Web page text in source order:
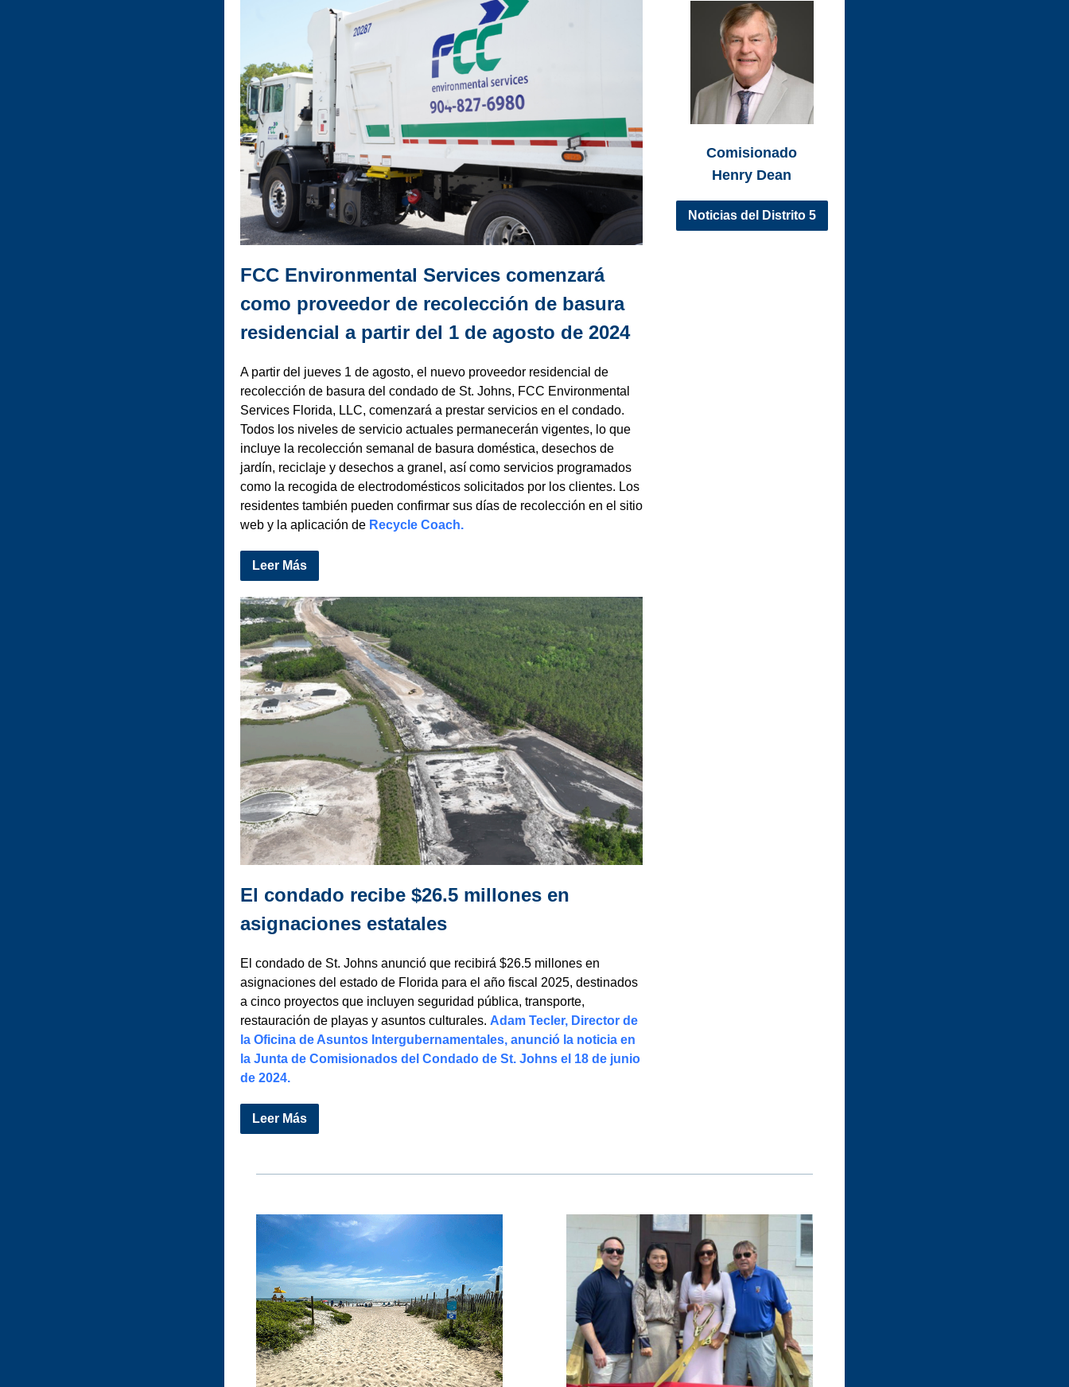
FCC Environmental Services comenzará
como proveedor de recolección de basura
residencial a partir del 1 de agosto de 2024
A partir del jueves 1 de agosto, el nuevo proveedor residencial de
recolección de basura del condado de St. Johns, FCC Environmental
Services Florida, LLC, comenzará a prestar servicios en el condado.
Todos los niveles de servicio actuales permanecerán vigentes, lo que
incluye la recolección semanal de basura doméstica, desechos de
jardín, reciclaje y desechos a granel, así como servicios programados
como la recogida de electrodomésticos solicitados por los clientes. Los
residentes también pueden confirmar sus días de recolección en el sitio
web y la aplicación de Recycle Coach.
Leer Más
El condado recibe $26.5 millones en
asignaciones estatales
El condado de St. Johns anunció que recibirá $26.5 millones en
asignaciones del estado de Florida para el año fiscal 2025, destinados
a cinco proyectos que incluyen seguridad pública, transporte,
restauración de playas y asuntos culturales. Adam Tecler, Director de
la Oficina de Asuntos Intergubernamentales, anunció la noticia en
la Junta de Comisionados del Condado de St. Johns el 18 de junio
de 2024.
Leer Más
Comisionado
Henry Dean
Noticias del Distrito 5